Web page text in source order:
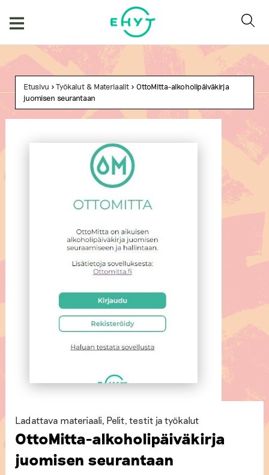
Etusivu >Työkalut & Materiaalit> OttoMitta-alkoholipäiväkirja
juomisen seurantaan
Ladattava materiaali, Pelit, testit ja työkalut
OttoMitta-alkoholipäiväkirja
juomisen seurantaan